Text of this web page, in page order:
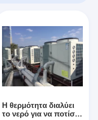
Η θερμότητα διαλύει
το νερό για να ποτίσει